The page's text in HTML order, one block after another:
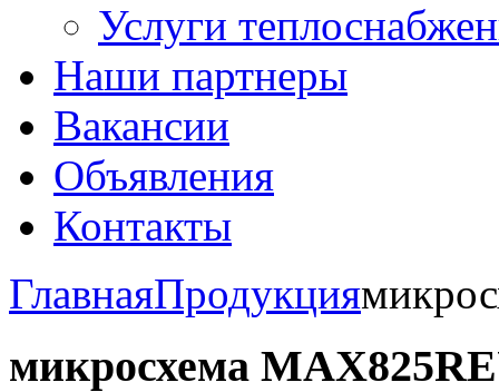
Услуги
Наши партнеры
Вакансии
Объявления
Контакты
ГлавнаяПродукция
микросхема